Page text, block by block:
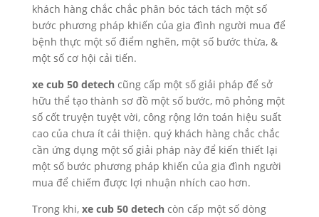
khách hàng chắc chắc phân bóc tách tách một số
bước phương pháp khiến của gia đình người mua để
bệnh thực một số điểm nghẽn, một số bước thừa, &
một số cơ hội cải tiến.
xe cub 50 detechcũng cấp một số giải pháp để sở
hữu thể tạo thành sơ đồ một số bước, mô phỏng một
số cốt truyện tuyệt vời, công rộng lớn toán hiệu suất
cao của chưa ít cải thiện. quý khách hàng chắc chắc
cần ứng dụng một số giải pháp này để kiến thiết lại
một số bước phương pháp khiến của gia đình người
mua để chiếm được lợi nhuận nhích cao hơn.
Trong khi, xe cub 50 detechcòn cấp một số dòng